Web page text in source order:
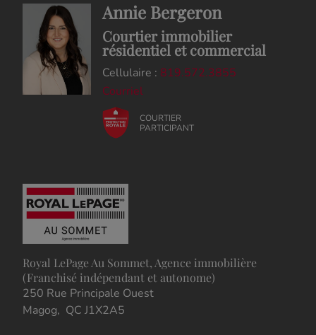
Annie Bergeron
Courtier immobilier
résidentiel et commercial
Cellulaire : 819.572.3855
Courriel
COURTIER
PARTICIPANT
Royal LePage Au Sommet, Agence immobilière
(Franchisé indépendant et autonome)
250 Rue Principale Ouest
Magog, QC J1X2A5